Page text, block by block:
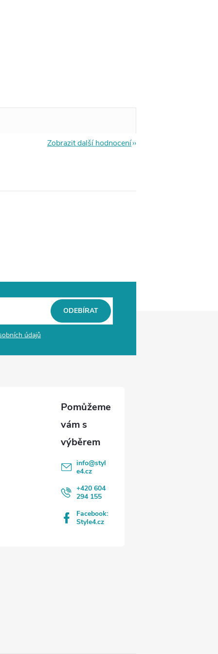
Zobrazit další hodnocení
údajů
ODEBÍRAT
info@styl
e4.cz
+420 604
294 155
Facebook:
Style4.cz